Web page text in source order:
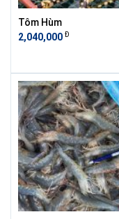
Tôm Hùm
2,040,000 Đ